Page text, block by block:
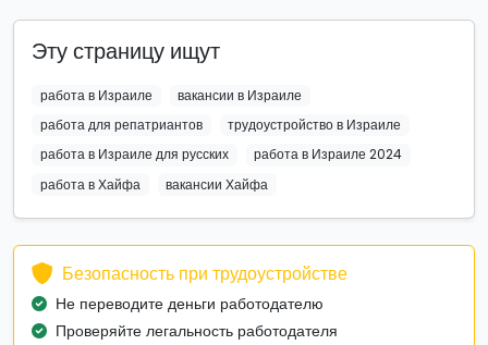
Эту страницу ищут
работа в Израиле
вакансии в Израиле
работа для репатриантов
трудоустройство в Израиле
работа в Израиле для русских
работа в Израиле 2024
работа в Хайфа
вакансии Хайфа
Безопасность при трудоустройстве
Не переводите деньги работодателю
Проверяйте легальность работодателя